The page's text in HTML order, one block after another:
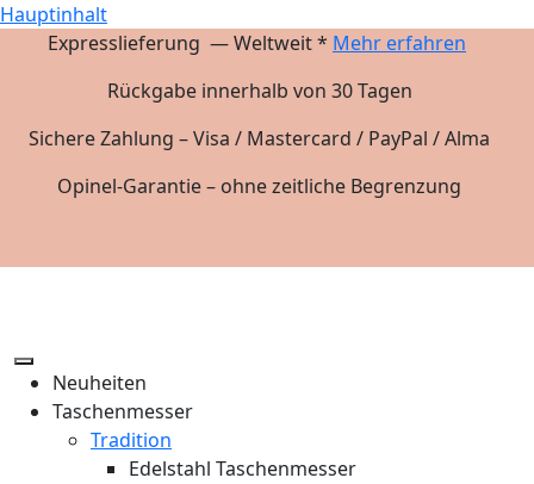
Hauptinhalt
Expresslieferung — Weltweit * Mehr erfahren
Rückgabe innerhalb von 30 Tagen
Sichere Zahlung – Visa / Mastercard / PayPal / Alma
Opinel-Garantie – ohne zeitliche Begrenzung
Neuheiten
Taschenmesser
Tradition
Edelstahl Taschenmesser